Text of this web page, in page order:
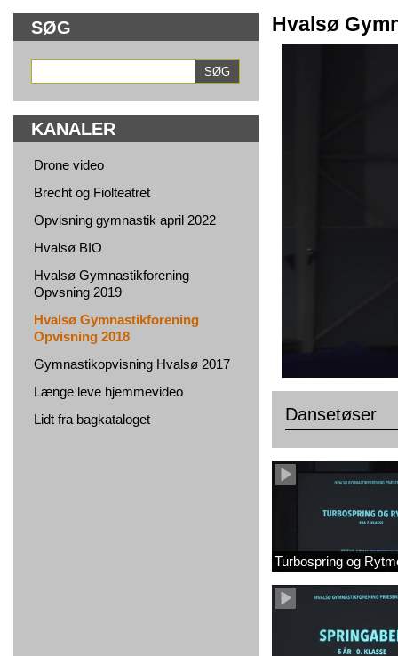
SØG
KANALER
Drone video
Brecht og Fiolteatret
Opvisning gymnastik april 2022
Hvalsø BIO
Hvalsø Gymnastikforening
Opvsning 2019
Hvalsø Gymnastikforening
Opvisning 2018
Gymnastikopvisning Hvalsø 2017
Længe leve hjemmevideo
Lidt fra bagkataloget
Hvalsø
Dansetøser
Turbospring og